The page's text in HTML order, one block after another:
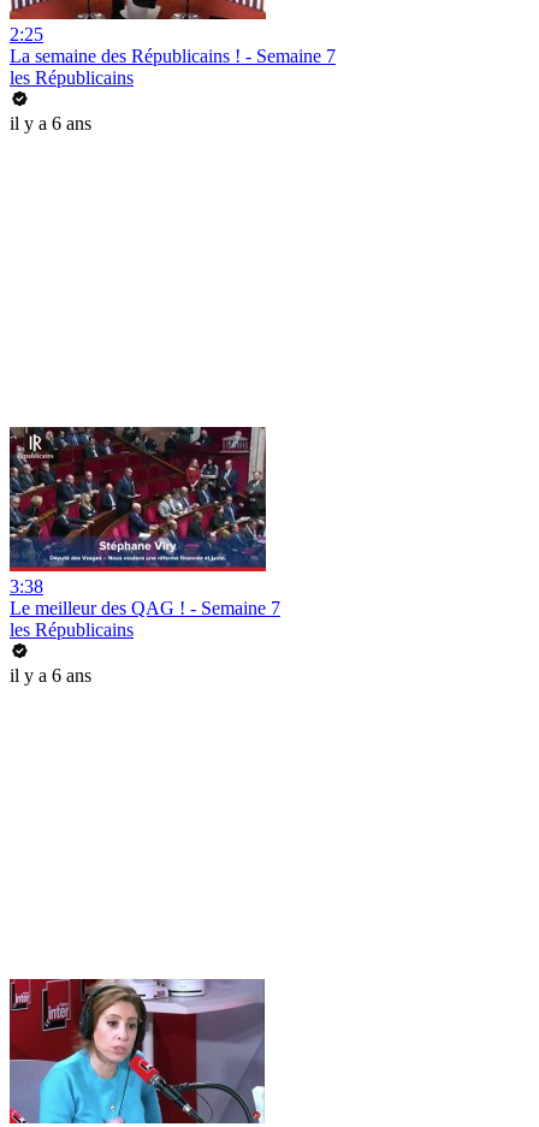
2:25
La semaine des Républicains ! - Semaine 7
les Républicains
il y a 6 ans
3:38
Le meilleur des QAG ! - Semaine 7
les Républicains
il y a 6 ans